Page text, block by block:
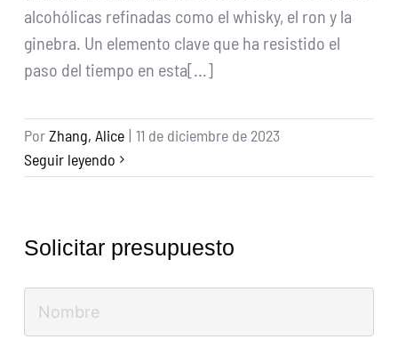
alcohólicas refinadas como el whisky, el ron y la
ginebra. Un elemento clave que ha resistido el
paso del tiempo en esta[...]
PorZhang, Alice | 11 de diciembre de 2023
Seguir leyendo
Solicitar presupuesto